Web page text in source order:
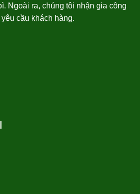
Ngoài ra, chúng tôi nhận gia công
cầu khách hàng.